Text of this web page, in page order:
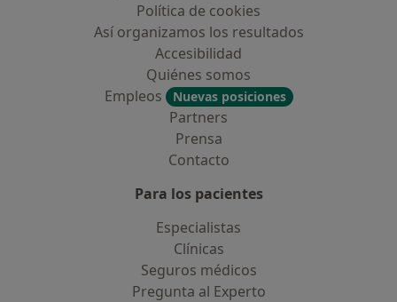
Política de cookies
Así organizamos los resultados
Accesibilidad
Quiénes somos
Empleos
Nuevas posiciones
Partners
Prensa
Contacto
Para los pacientes
Especialistas
Clínicas
Seguros médicos
Pregunta al Experto